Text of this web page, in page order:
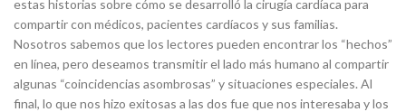
estas historias sobre cómo se desarrolló la cirugía cardíaca para
compartir con médicos, pacientes cardíacos y sus familias.
Nosotros sabemos que los lectores pueden encontrar los “hechos”
en línea, pero deseamos transmitir el lado más humano al compartir
algunas “coincidencias asombrosas” y situaciones especiales. Al
final, lo que nos hizo exitosas a las dos fue que nos interesaba y los